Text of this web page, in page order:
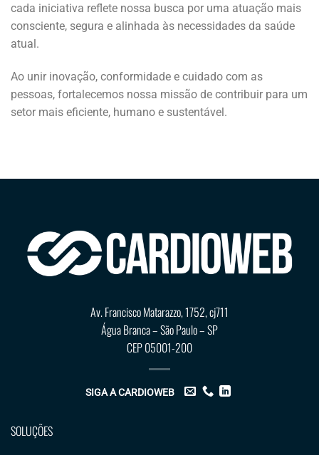
cada iniciativa reflete nossa busca por uma atuação mais
consciente, segura e alinhada às necessidades da saúde
atual.
Ao unir inovação, conformidade e cuidado com as
pessoas, fortalecemos nossa missão de contribuir para um
setor mais eficiente, humano e sustentável.
Av. Francisco Matarazzo, 1752, cj711
Água Branca – São Paulo – SP
CEP 05001-200
SIGA A CARDIOWEB
SOLUÇÕES